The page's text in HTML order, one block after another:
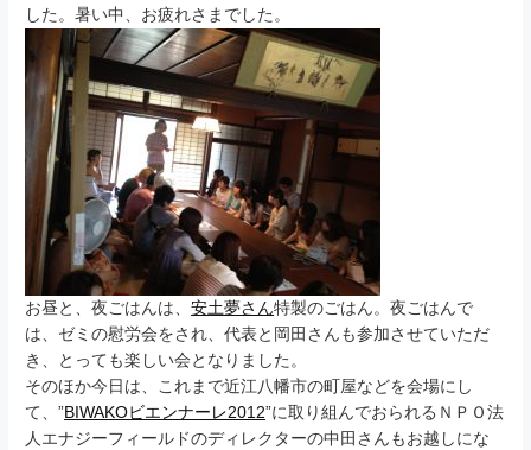
した。暑い中、お疲れさまでした。
お昼と、夜ごはんは、安土夢さん特製のごはん。夜ごはんで
は、ゼミの慰労会をされ、代表と岡田さんも参加させていただ
き、とっても楽しい会となりました。
そのほか今日は、これまで近江八幡市の町屋などを会場にし
て、”BIWAKOビエンナーレ2012”に取り組んでおられるＮＰＯ法
人エナジーフィールドのディレクターの中田さんもお越しにな